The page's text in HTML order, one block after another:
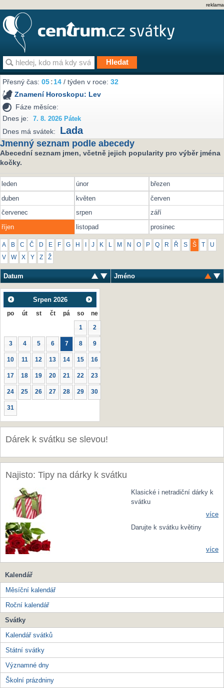
reklama
Přesný čas:05:14 / týden v roce:32
Znamení Horoskopu: Lev
Fáze měsíce:
Dnes je:
7. 8. 2026 Pátek
Dnes má svátek: Lada
Jmenný seznam podle abecedy
Abecední seznam jmen, včetně jejich popularity pro výběr jména
kočky.
leden únor
březen
duben
květen
červen
červenec
srpen
září
říjen
listopad prosinec
A B C Č D E F G H J K L M N O P Q R Ř S Š U
V W X Y Z Ž
Datum Jméno
Srpen 2026
po út st čt pá so ne
1 2
3 4 5 6 7 8 9
10 11 12 13 14 15 16
17 18 19 20 21 22 23
24 25 26 27 28 29 30
31
Dárek k svátku se slevou!
Najisto: Tipy na dárky k svátku
Klasické i netradiční dárky k
svátku
více
Darujte k svátku květiny
více
Kalendář
Měsíční kalendář
Roční kalendář
Svátky
Kalendář svátků
Státní svátky
Významné dny
Školní prázdniny